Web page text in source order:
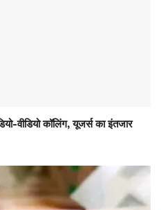
कॉलिंग, यूजर्स का इंतजार